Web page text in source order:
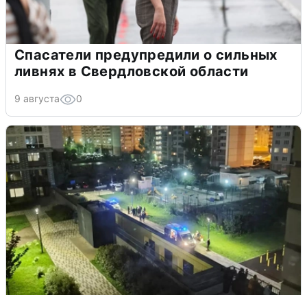
Спасатели предупредили о сильных
ливнях в Свердловской области
9 августа 0